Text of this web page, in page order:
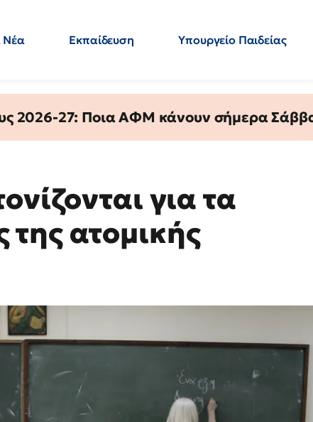
Νέα Εκπαίδευση Υπουργείο Παιδείας
2026-27: Ποια ΑΦΜ κάνουν σήμερα
για τα
ατομικής